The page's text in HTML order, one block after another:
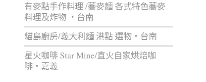
有麥點手作料理 /蕎麥麵 各式特色蕎麥
料理及炸物 ‧台南
貓島廚房/義大利麵 港點 選物‧台南
星火咖啡 Star Mine/直火自家烘焙咖
啡‧嘉義